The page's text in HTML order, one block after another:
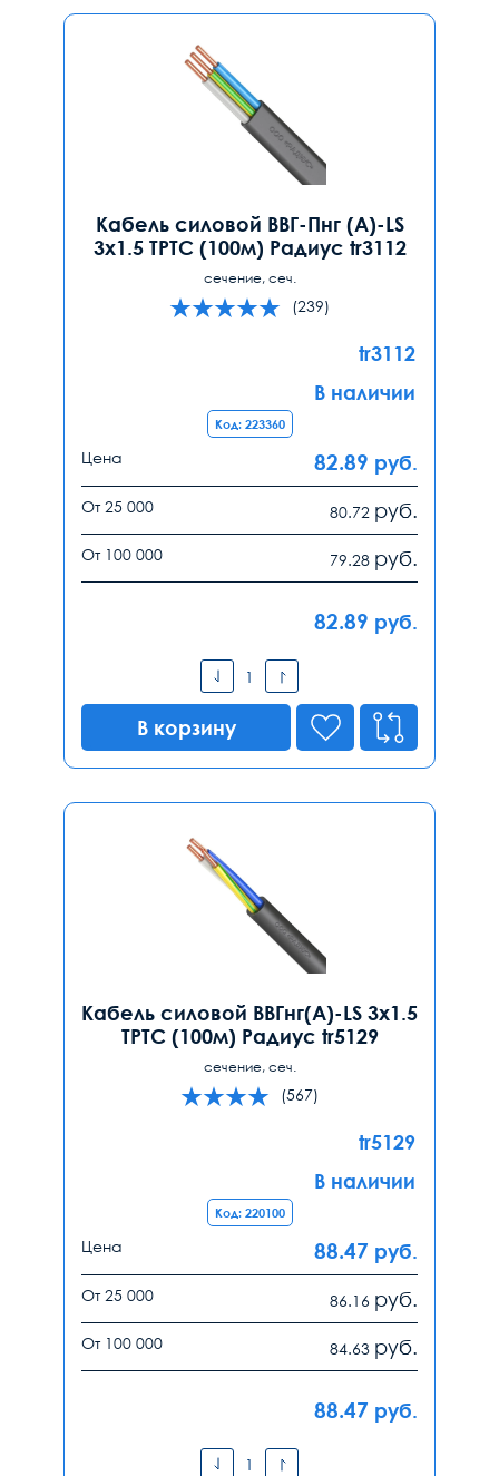
Кабель силовой ВВГ-Пнг (А)-LS
3х1.5 ТРТС (100м) Радиус tr3112
сечение, сеч.
(239)
tr3112
В наличии
Код: 223360
Цена 82.89 руб.
От 25 000 80.72 руб.
От 100 000 79.28 руб.
82.89 руб.
В корзину
Кабель силовой ВВГнг(А)-LS 3х1.5
ТРТС (100м) Радиус tr5129
сечение, сеч.
(567)
tr5129
В наличии
Код: 220100
Цена 88.47 руб.
От 25 000 86.16 руб.
От 100 000 84.63 руб.
88.47 руб.